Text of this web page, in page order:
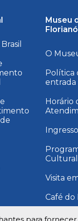
Museu
O
Política
entrada
Horário
Cultural
Visita
Café do